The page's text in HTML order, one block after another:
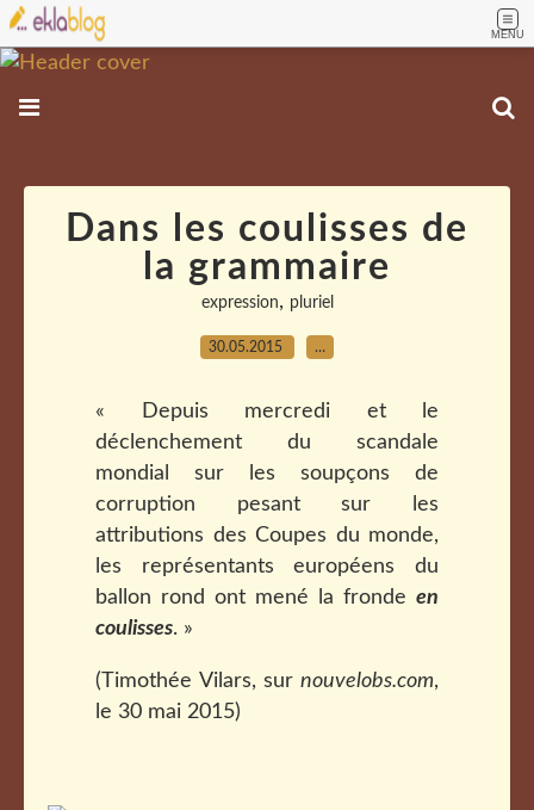
MENU
Dans les coulisses de
la grammaire
expression, pluriel
30.05.2015 …
« Depuis mercredi et le
déclenchement du scandale
mondial sur les soupçons de
corruption pesant sur les
attributions des Coupes du monde,
les représentants européens du
ballon rond ont mené la fronde en
coulisses. »
(Timothée Vilars, sur nouvelobs.com,
le 30 mai 2015)